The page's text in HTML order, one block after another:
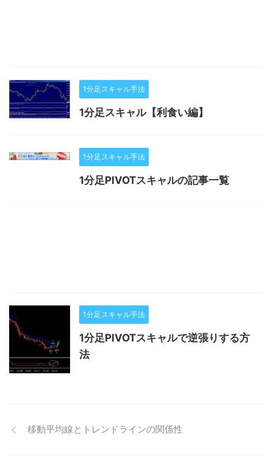
1分足スキャル手法
1分足スキャル【利食い編】
1分足スキャル手法
1分足PIVOTスキャルの記事一覧
1分足スキャル手法
1分足PIVOTスキャルで逆張りする方
法
移動平均線とトレンドラインの関係性